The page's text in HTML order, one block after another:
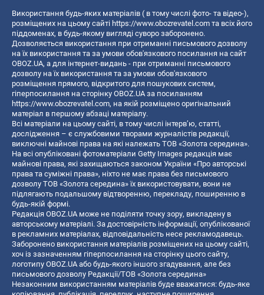
Використання будь-яких матеріалів ( в тому числі фото- та відео-),
розміщених на цьому сайті https://www.obozrevatel.com та всіх його
піддоменах, в будь-якому вигляді суворо заборонено.
Дозволяється використання при отриманні письмового дозволу
на їх використання та за умови обов'язкового посилання на сайт
OBOZ.UA, а для інтернет-видань - при отриманні письмового
дозволу на їх використання та за умови обов'язкового
розміщення прямого, відкритого для пошукових систем,
гіперпосилання на сторінку OBOZ.UA за посиланням
https://www.obozrevatel.com, на якій розміщено оригінальний
матеріал в першому абзаці матеріалу.
Всі матеріали на цьому сайті, в тому числі інтерв’ю, статті,
дослідження – є службовими творами журналістів редакції,
виключні майнові права на які належать ТОВ «Золота середина».
На всі опубліковані фотоматеріали Getty Images редакція має
майнові права, які захищаються законом України «Про авторські
права та суміжні права», ніхто не має права без письмового
дозволу ТОВ «Золота середина» їх використовувати, вони не
підлягають подальшому відтворенню, перекладу, поширенню в
будь-якій формі.
Редакція OBOZ.UA може не поділяти точку зору, викладену в
авторському матеріалі. За достовірність інформації, опублікованої
в рекламних матеріалах, відповідальність несе рекламодавець.
Заборонено використання матеріалів розміщених на цьому сайті,
хоч із зазначенням гіперпосилання на сторінку цього сайту,
логотипу OBOZ.UA або будь-якого іншого згадування, але без
письмового дозволу Редакції/ТОВ «Золота середина»
Незаконним використанням матеріалів буде вважатися: будь-яке